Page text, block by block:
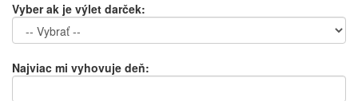
Vyber ak je výlet darček:
Najviac mi vyhovuje deň: